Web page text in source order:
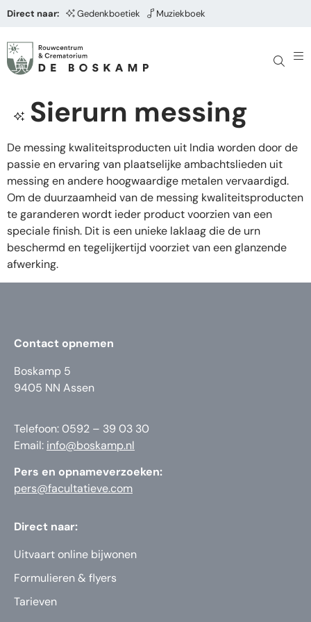
Direct naar: Gedenkboetiek Muziekboek
Sierurn messing
De messing kwaliteitsproducten uit India worden door de
passie en ervaring van plaatselijke ambachtslieden uit
messing en andere hoogwaardige metalen vervaardigd.
Om de duurzaamheid van de messing kwaliteitsproducten
te garanderen wordt ieder product voorzien van een
speciale finish. Dit is een unieke laklaag die de urn
beschermd en tegelijkertijd voorziet van een glanzende
afwerking.
Contact opnemen
Boskamp 5
9405 NN Assen
Telefoon: 0592 – 39 03 30
Email: info@boskamp.nl
Pers en opnameverzoeken:
pers@facultatieve.com
Direct naar:
Uitvaart online bijwonen
Formulieren & flyers
Tarieven